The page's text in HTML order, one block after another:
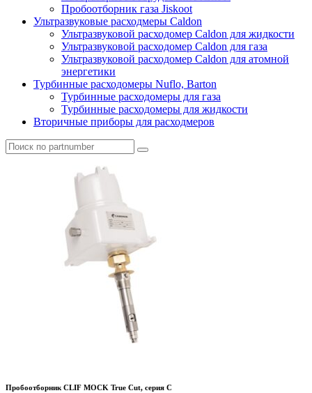
Пробоотборник газа Jiskoot
Ультразвуковые расходмеры Caldon
Ультразвуковой расходомер Caldon для жидкости
Ультразвуковой расходомер Caldon для газа
Ультразвуковой расходомер Caldon для атомной
энергетики
Турбинные расходомеры Nuflo, Barton
Турбинные расходомеры для газа
Турбинные расходомеры для жидкости
Вторичные приборы для расходмеров
Пробоотборник CLIF MOCK True Cut, серия C